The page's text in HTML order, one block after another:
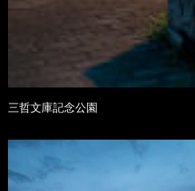
三哲文庫記念公園